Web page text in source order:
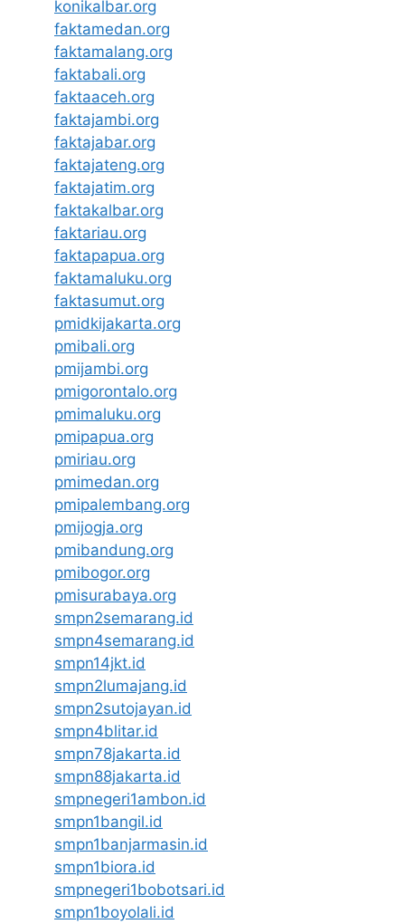
konikalbar.org
faktamedan.org
faktamalang.org
faktabali.org
faktaaceh.org
faktajambi.org
faktajabar.org
faktajateng.org
faktajatim.org
faktakalbar.org
faktariau.org
faktapapua.org
faktamaluku.org
faktasumut.org
pmidkijakarta.org
pmibali.org
pmijambi.org
pmigorontalo.org
pmimaluku.org
pmipapua.org
pmiriau.org
pmimedan.org
pmipalembang.org
pmijogja.org
pmibandung.org
pmibogor.org
pmisurabaya.org
smpn2semarang.id
smpn4semarang.id
smpn14jkt.id
smpn2lumajang.id
smpn2sutojayan.id
smpn4blitar.id
smpn78jakarta.id
smpn88jakarta.id
smpnegeri1ambon.id
smpn1bangil.id
smpn1banjarmasin.id
smpn1biora.id
smpnegeri1bobotsari.id
smpn1boyolali.id